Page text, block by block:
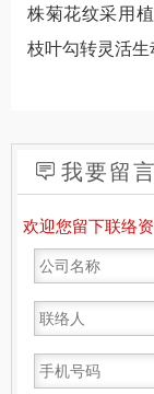
株菊花纹采用
枝叶勾转灵活生
我要留言
欢迎您留下联络